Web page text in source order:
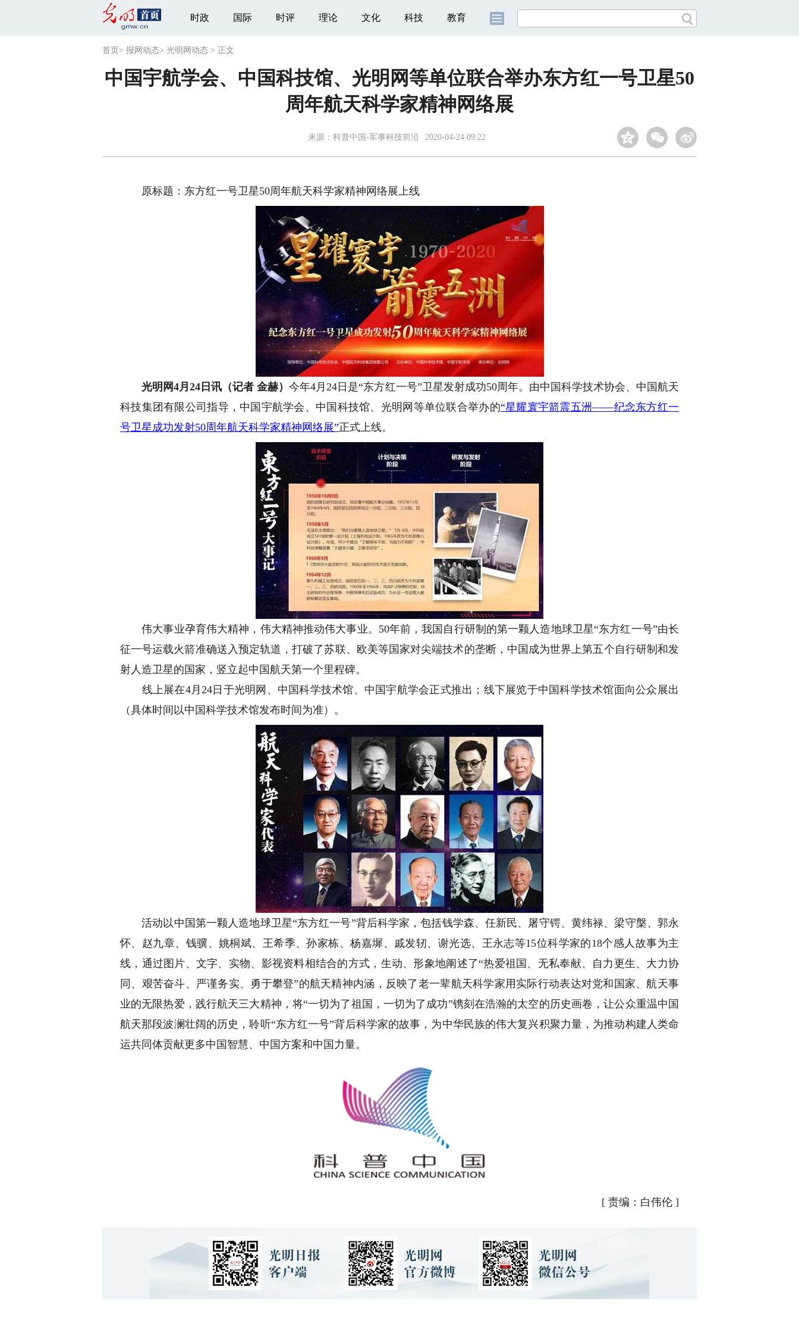
时政 国际 时评 理论 文化 科技 教育
首页 > 报网动态> 光明网动态 > 正文
中国宇航学会、中国科技馆、光明网等单位联合举办东方红一号卫星50
周年航天科学家精神网络展
来源： 科普中国-军事科技前沿 2020-04-24 09:22
原标题：东方红一号卫星50周年航天科学家精神网络展上线
光明网4月24日讯（记者 金赫）今年4月24日是“东方红一号”卫星发射成功50周年。由中国科学技术协会、中国航天
科技集团有限公司指导，中国宇航学会、中国科技馆、光明网等单位联合举办的“星耀寰宇箭震五洲——纪念东方红一
号卫星成功发射50周年航天科学家精神网络展”正式上线。
伟大事业孕育伟大精神，伟大精神推动伟大事业。50年前，我国自行研制的第一颗人造地球卫星“东方红一号”由长
征一号运载火箭准确送入预定轨道，打破了苏联、欧美等国家对尖端技术的垄断，中国成为世界上第五个自行研制和发
射人造卫星的国家，竖立起中国航天第一个里程碑。
线上展在4月24日于光明网、中国科学技术馆、中国宇航学会正式推出；线下展览于中国科学技术馆面向公众展出
（具体时间以中国科学技术馆发布时间为准）。
活动以中国第一颗人造地球卫星“东方红一号”背后科学家，包括钱学森、任新民、屠守锷、黄纬禄、梁守槃、郭永
怀、赵九章、钱骥、姚桐斌、王希季、孙家栋、杨嘉墀、戚发轫、谢光选、王永志等15位科学家的18个感人故事为主
线，通过图片、文字、实物、影视资料相结合的方式，生动、形象地阐述了“热爱祖国、无私奉献、自力更生、大力协
同、艰苦奋斗、严谨务实、勇于攀登”的航天精神内涵，反映了老一辈航天科学家用实际行动表达对党和国家、航天事
业的无限热爱，践行航天三大精神，将“一切为了祖国，一切为了成功”镌刻在浩瀚的太空的历史画卷，让公众重温中国
航天那段波澜壮阔的历史，聆听“东方红一号”背后科学家的故事，为中华民族的伟大复兴积聚力量，为推动构建人类命
运共同体贡献更多中国智慧、中国方案和中国力量。
[ 责编：白伟伦 ]